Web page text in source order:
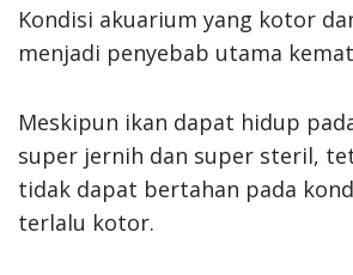
Kondisi akuarium yang kotor
menjadi penyebab utama
Meskipun ikan dapat hidup
super jernih dan super steril,
tidak dapat bertahan pada
terlalu kotor.